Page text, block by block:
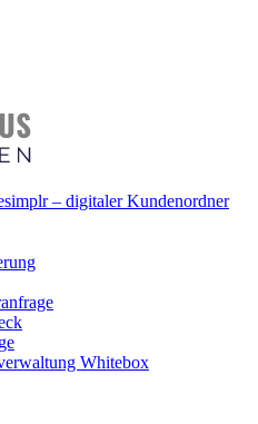
simplr – digitaler Kundenordner
Whitebox